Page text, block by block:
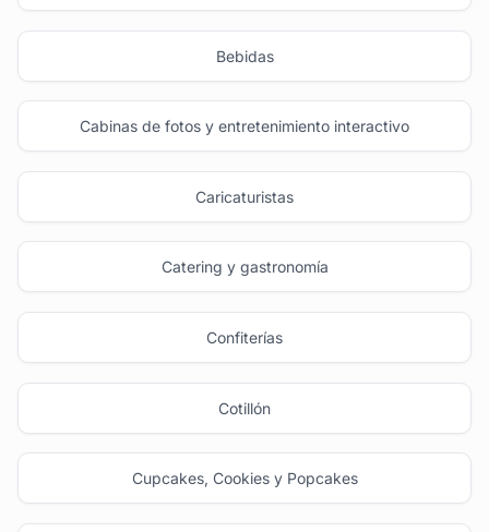
Bebidas
Cabinas de fotos y entretenimiento interactivo
Caricaturistas
Catering y gastronomía
Confiterías
Cotillón
Cupcakes, Cookies y Popcakes